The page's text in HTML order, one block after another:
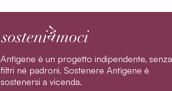
Antìgene è un progetto indipendente, senza
filtri né padroni. Sostenere Antìgene è
sostenersi a vicenda.